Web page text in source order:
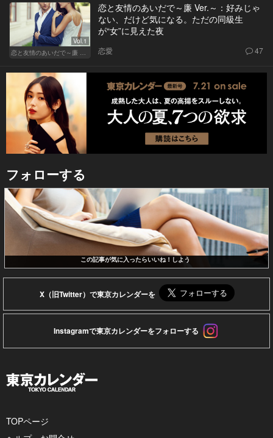
Vol.1
恋と友情のあいだで～廉 Ver.～：好みじゃ
ない、だけど気になる。ただの同級生
が“女”に見えた夜
恋愛 47
フォローする
この記事が気に入ったらいいね！しよう
X（旧Twitter）で東京カレンダーを
Instagramで東京カレンダーをフォローする
TOPページ